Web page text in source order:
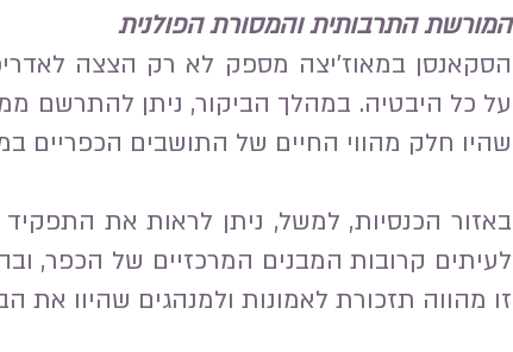
המורשת התרבותית והמסורת הפולנית
הסקאנסן במאוז'יצה מספק לא רק הצצה
על כל היבטיה. במהלך הביקור, ניתן להתרשם
שהיו חלק מהווי החיים של התושבים הכפריים
באזור הכנסיות, למשל, ניתן לראות את
לעיתים קרובות המבנים המרכזיים של הכפר,
זו מהווה תזכורת לאמונות ולמנהגים שהיוו את